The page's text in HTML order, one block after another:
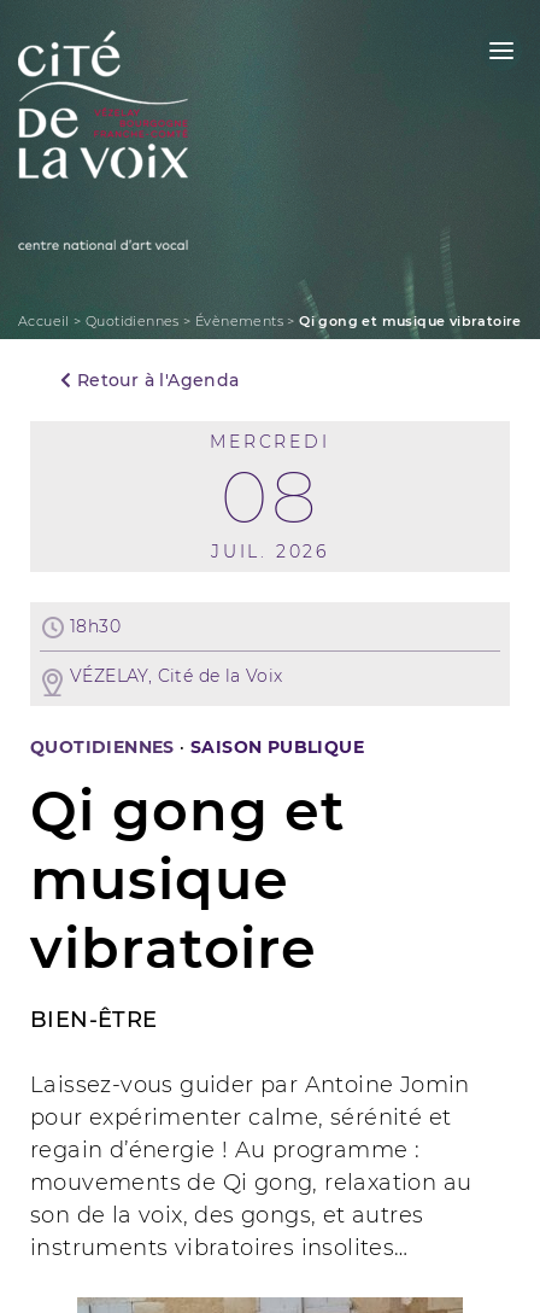
Skip
content
Accueil >Quotidiennes > Évènements >Qi gong et musique vibratoire
Retour à l'Agenda
MERCREDI
08
JUIL. 2026
18h30
VÉZELAY, Cité de la Voix
QUOTIDIENNES ·SAISON PUBLIQUE
Qi gong et
musique
vibratoire
BIEN-ÊTRE
Laissez-vous guider par Antoine Jomin
pour expérimenter calme, sérénité et
regain d’énergie ! Au programme :
mouvements de Qi gong, relaxation au
son de la voix, des gongs, et autres
instruments vibratoires insolites…